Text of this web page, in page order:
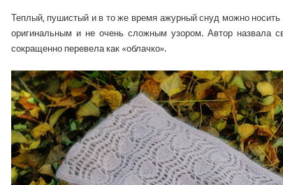
Теплый, пушистый и в то же время ажурный снуд можно
оригинальным и не очень сложным узором. Автор назвала
сокращенно перевела как «облачко».